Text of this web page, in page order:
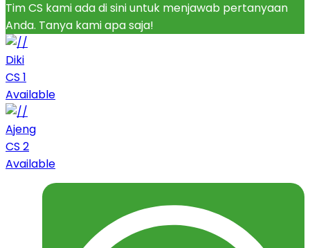
Tim CS kami ada di sini untuk menjawab pertanyaan
Anda. Tanya kami apa saja!
Diki
CS 1
Available
Ajeng
CS 2
Available